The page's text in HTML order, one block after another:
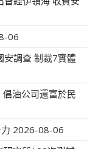
06
安調查 制裁7實體
油公司還富於民
2026-08-06